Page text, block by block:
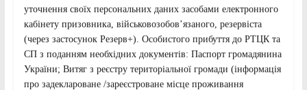
уточнення своїх персональних даних засобами електронного
кабінету призовника, військовозобов’язаного, резервіста
(через застосунок Резерв+). Особистого прибуття до РТЦК та
СП з поданням необхідних документів: Паспорт громадянина
України; Витяг з реєстру територіальної громади (інформація
про задеклароване /зареєстроване місце проживання